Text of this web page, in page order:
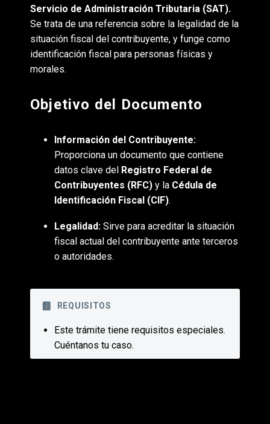
Servicio de Administración Tributaria (SAT).
Se trata de una referencia sobre la legalidad de la
situación fiscal del contribuyente, y funge como
identificación fiscal para personas físicas y
morales.
Objetivo del Documento
Información del Contribuyente:
Proporciona un documento que contiene
datos clave del Registro Federal de
Contribuyentes (RFC) y la Cédula de
Identificación Fiscal (CIF).
Legalidad: Sirve para acreditar la situación
fiscal actual del contribuyente ante terceros
o autoridades.
REQUISITOS
Este trámite tiene requisitos especiales.
Cuéntanos tu caso.